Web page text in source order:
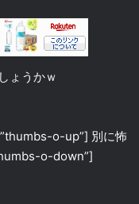
ょうかｗ
o-up”] 別に怖
o-down”]